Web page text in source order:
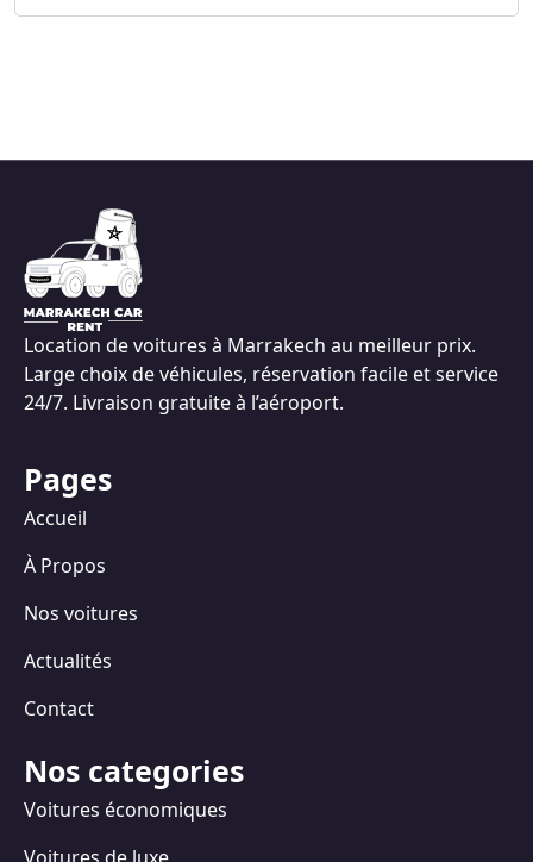
Location de voitures à Marrakech au meilleur prix.
Large choix de véhicules, réservation facile et service
24/7. Livraison gratuite à l’aéroport.
Pages
Accueil
À Propos
Nos voitures
Actualités
Contact
Nos categories
Voitures économiques